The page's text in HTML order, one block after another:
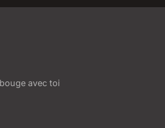
avec toi